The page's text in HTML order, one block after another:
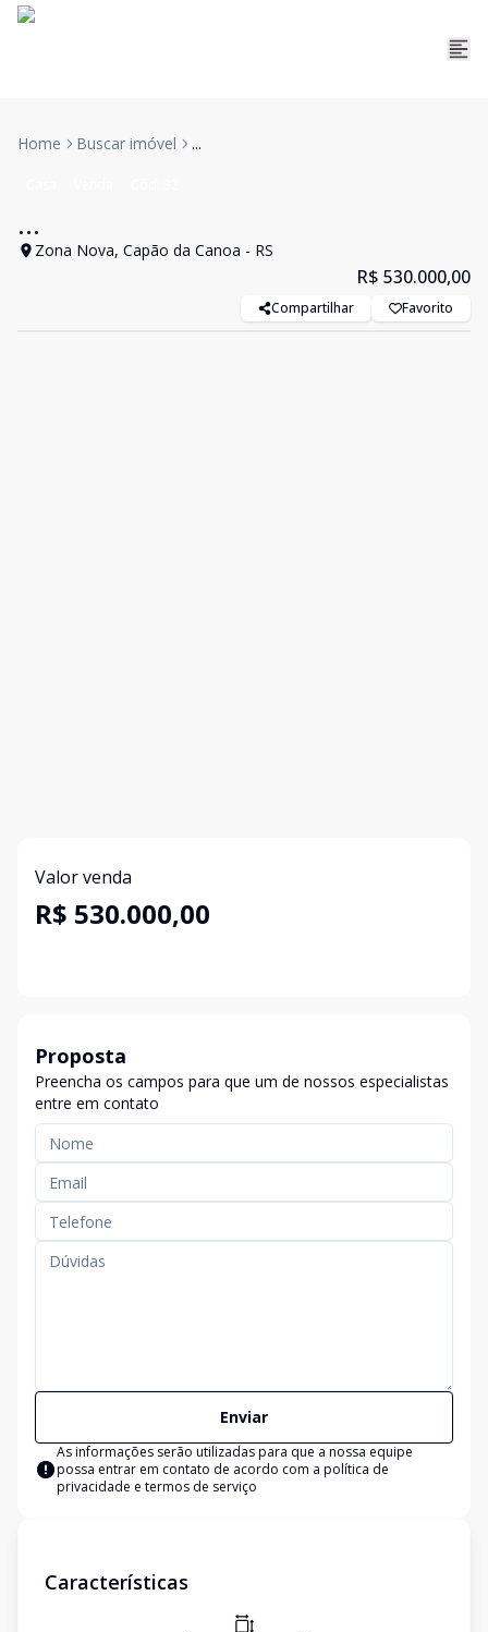
Home Buscar imóvel ...
...
Zona Nova, Capão da Canoa - RS
R$ 530.000,00
Compartilhar Favorito
Valor venda
R$ 530.000,00
Proposta
Preencha os campos para que um de nossos especialistas
entre em contato
Enviar
As informações serão utilizadas para que a nossa equipe
possa entrar em contato de acordo com a política de
privacidade e termos de serviço
Características